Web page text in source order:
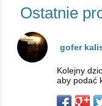
Ostatnie
gofer
Kolejny
aby podać